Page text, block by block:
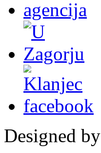
Designed by